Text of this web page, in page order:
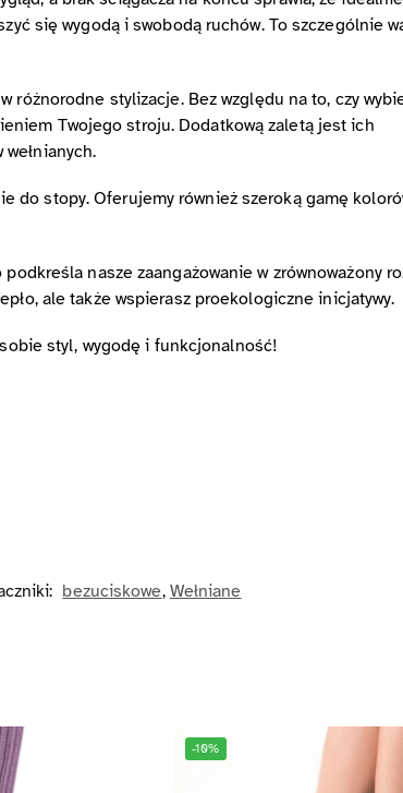
się wygodą i swobodą ruchów. To szczególnie
stylizacje. Bez względu na to, czy
Twojego stroju. Dodatkową zaletą jest ich
do stopy. Oferujemy również szeroką gamę
nasze zaangażowanie w zrównoważony
ale także wspierasz proekologiczne inicjatywy.
sobie styl, wygodę i funkcjonalność!
bezuciskowe, Wełniane
-10%